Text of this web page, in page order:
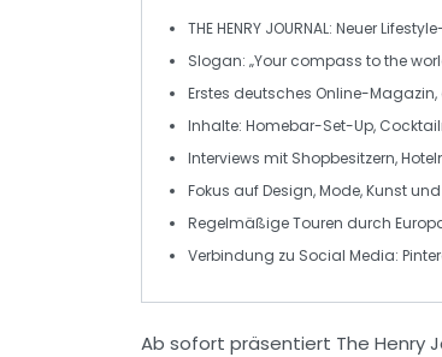
THE HENRY JOURNAL: Neuer
Slogan: „Your compass to the
Erstes deutsches Online-
Inhalte: Homebar-Set-Up,
Interviews mit Shopbesitzern,
Fokus aufDesign,Mode,Kunstund
RegelmäßigeTouren durch
Verbindung zu Social Media:
Ab sofort präsentiert The Henry